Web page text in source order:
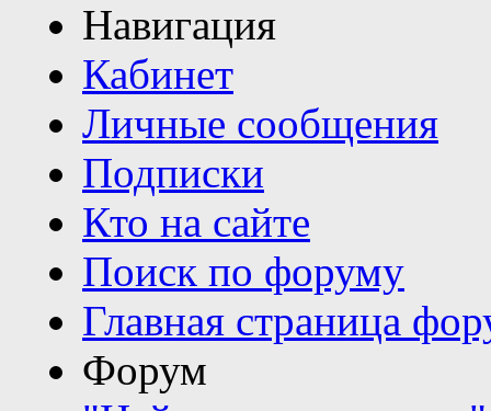
Навигация
Кабинет
Личные сообщения
Подписки
Кто на сайте
Поиск по форуму
Главная страница
Форум